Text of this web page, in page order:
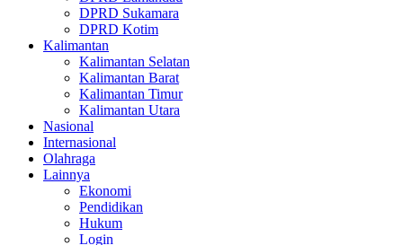
DPRD Sukamara
DPRD Kotim
Kalimantan
Kalimantan Selatan
Kalimantan Barat
Kalimantan Timur
Kalimantan Utara
Nasional
Internasional
Olahraga
Lainnya
Ekonomi
Pendidikan
Hukum
Login